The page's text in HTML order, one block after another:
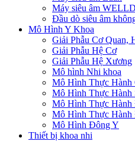
Máy siêu âm WELLD
Đầu dò siêu âm
Mô Hình Y Khoa
Giải Phẫu Cơ Quan,
Giải Phẫu Hệ Cơ
Giải Phẫu Hệ Xương
Mô hình Nhi khoa
Mô Hình Thực Hành
Mô Hình Thực Hành
Mô Hình Thực Hành
Mô Hình Thực
Mô Hình Đông Y
Thiết bị khoa nhi